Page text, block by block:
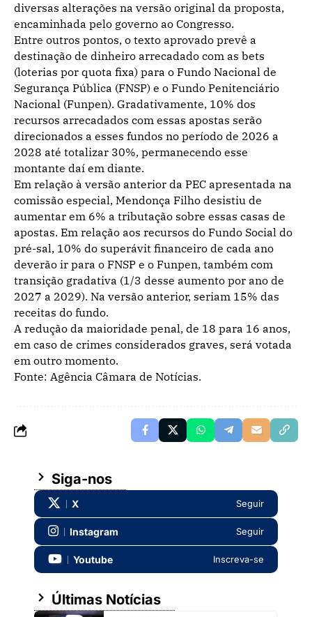
diversas alterações na versão original da proposta,
encaminhada pelo governo ao Congresso.
Entre outros pontos, o texto aprovado prevê a
destinação de dinheiro arrecadado com as bets
(loterias por quota fixa) para o Fundo Nacional de
Segurança Pública (FNSP) e o Fundo Penitenciário
Nacional (Funpen). Gradativamente, 10% dos
recursos arrecadados com essas apostas serão
direcionados a esses fundos no período de 2026 a
2028 até totalizar 30%, permanecendo esse
montante daí em diante.
Em relação à versão anterior da PEC apresentada na
comissão especial, Mendonça Filho desistiu de
aumentar em 6% a tributação sobre essas casas de
apostas. Em relação aos recursos do Fundo Social do
pré-sal, 10% do superávit financeiro de cada ano
deverão ir para o FNSP e o Funpen, também com
transição gradativa (1/3 desse aumento por ano de
2027 a 2029). Na versão anterior, seriam 15% das
receitas do fundo.
A redução da maioridade penal, de 18 para 16 anos,
em caso de crimes considerados graves, será votada
em outro momento.
Fonte: Agência Câmara de Notícias.
Siga-nos
X Seguir
Instagram Seguir
Youtube Inscreva-se
Últimas Notícias